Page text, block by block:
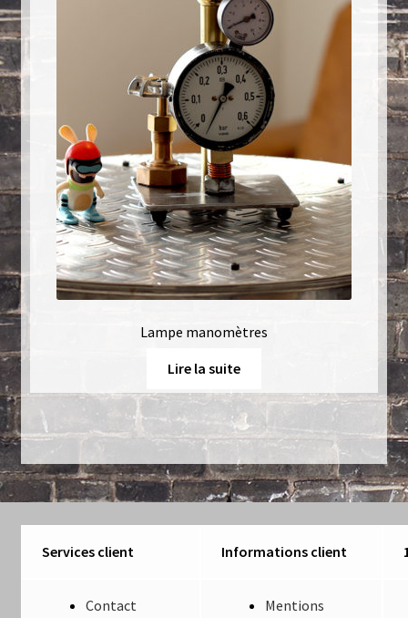
Lampe manomètres
Lire la suite
Services client Informations client
Contact
Mentions